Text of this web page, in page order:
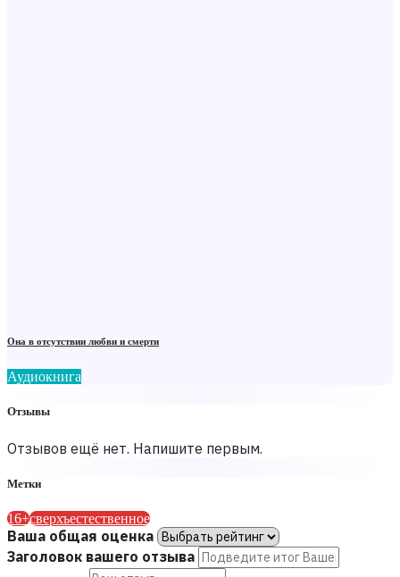
Она в отсутствии любви и смерти
Аудиокнига
Отзывы
Отзывов ещё нет. Напишите первым.
Метки
16+сверхъестественное
Ваша общая оценка
Заголовок вашего отзыва